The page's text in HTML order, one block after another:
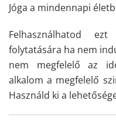
Jóga a mindennapi
Felhasználhatod
folytatására ha nem
nem megfelelő az
alkalom a megfelelő
Használd ki a